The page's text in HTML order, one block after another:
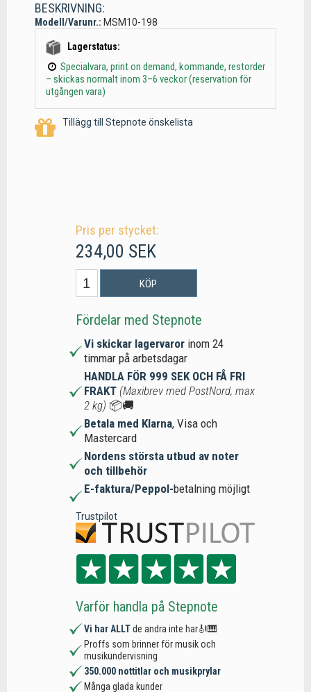
BESKRIVNING:
Modell/Varunr.: MSM10-198
Lagerstatus:
Specialvara, print on demand, kommande, restorder
– skickas normalt inom 3–6 veckor (reservation för
utgången vara)
Tillägg till Stepnote önskelista
Pris per stycket:
234,00 SEK
KÖP
Fördelar med Stepnote
Vi skickar lagervaror inom 24
timmar på arbetsdagar
HANDLA FÖR 999 SEK OCH FÅ FRI
FRAKT (Maxibrev med PostNord, max
2 kg) 📦🚚
Betala med Klarna, Visa och
Mastercard
Nordens största utbud av noter
och tillbehör
E-faktura/Peppol-betalning möjligt
Trustpilot
Varför handla på Stepnote
Vi har ALLTde andra inte har🎻🎹
Proffs som brinner för musik och
musikundervisning
350.000 nottitlar och musikprylar
Många glada kunder